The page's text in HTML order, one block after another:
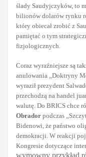
ślady Saudyjczyków, to
bilionów dolarów rynku
który obiecał zrobić z
pamiętać o tym
fizjologicznych.
Coraz wyraźniejsze są
anulowania „Doktryny
wyraził prezydent
przechodzą na handel
walutę. Do BRICS chce
Obrador podczas
Bidenowi, że państwo
demokracji. W reakcji
Kongresie dotyczące
wymowny przykład